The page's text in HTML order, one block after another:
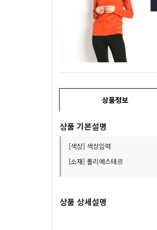
상품정보
상품 기본설명
[색상] 색상입력
[소재] 폴리에스테르
상품 상세설명